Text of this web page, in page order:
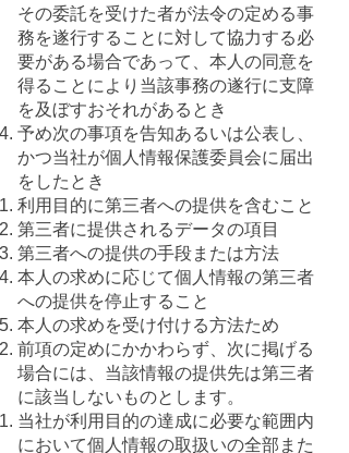
その委託を受けた者が法令の定める事
務を遂行することに対して協力する必
要がある場合であって、本人の同意を
得ることにより当該事務の遂行に支障
を及ぼすおそれがあるとき
予め次の事項を告知あるいは公表し、
かつ当社が個人情報保護委員会に届出
をしたとき
利用目的に第三者への提供を含むこと
第三者に提供されるデータの項目
第三者への提供の手段または方法
本人の求めに応じて個人情報の第三者
への提供を停止すること
本人の求めを受け付ける方法ため
前項の定めにかかわらず、次に掲げる
場合には、当該情報の提供先は第三者
に該当しないものとします。
当社が利用目的の達成に必要な範囲内
において個人情報の取扱いの全部また